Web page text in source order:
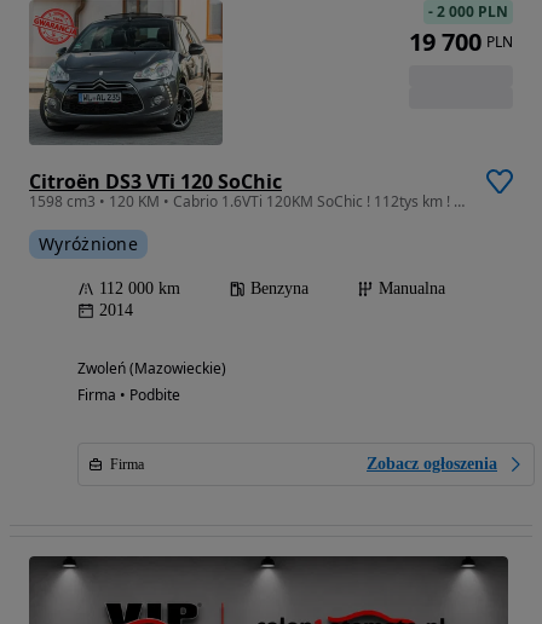
Citroën DS3 VTi 120 SoChic
1598 cm3 • 120 KM • Cabrio 1.6VTi 120KM SoChic ! 112tys km ! Super Stan !
Wyróżnione
112 000 km Benzyna
Manualna
2014
Zwoleń (Mazowieckie)
Firma • Podbite
Firma Zobacz ogłoszenia
-2 000 PLN
19 700 PLN